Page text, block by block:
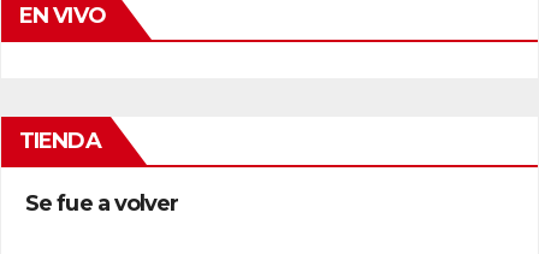
EN VIVO
TIENDA
Se fue a volver